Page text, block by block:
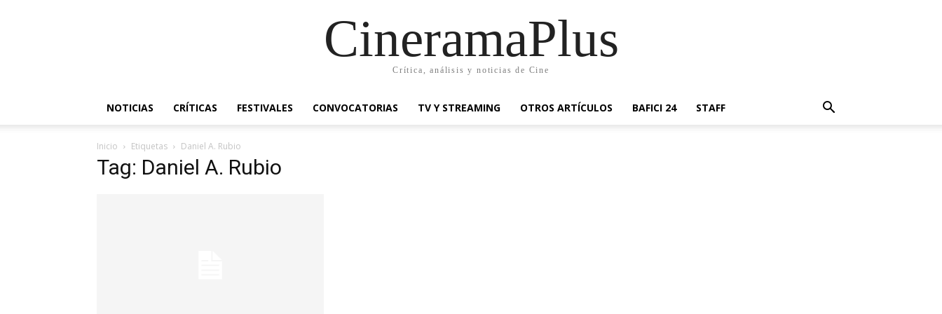
CineramaPlus
Crítica, análisis y noticias de Cine
NOTICIAS CRÍTICAS FESTIVALES CONVOCATORIAS TV Y STREAMING OTROS ARTÍCULOS BAFICI 24 STAFF
Inicio Etiquetas Daniel A. Rubio
Tag: Daniel A. Rubio